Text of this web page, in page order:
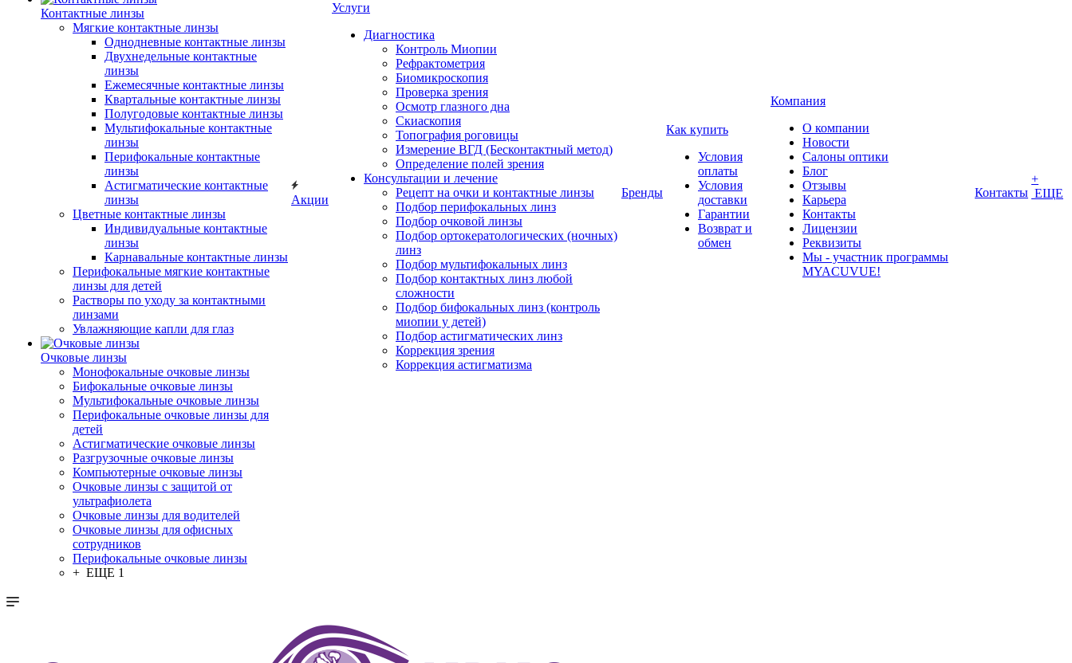
Контактные линзы
Мягкие контактные линзы
Однодневные контактные линзы
Двухнедельные контактные
линзы
Ежемесячные контактные линзы
Квартальные контактные линзы
Полугодовые контактные линзы
Мультифокальные контактные
линзы
Перифокальные контактные
линзы
Астигматические контактные
линзы
Цветные контактные линзы
Индивидуальные контактные
линзы
Карнавальные контактные линзы
Перифокальные мягкие контактные
линзы для детей
Растворы по уходу за контактными
линзами
Увлажняющие капли для глаз
Очковые линзы
Монофокальные очковые линзы
Бифокальные очковые линзы
Мультифокальные очковые линзы
Перифокальные очковые линзы для
детей
Астигматические очковые линзы
Разгрузочные очковые линзы
Компьютерные очковые линзы
Очковые линзы с защитой от
ультрафиолета
Очковые линзы для водителей
Очковые линзы для офисных
сотрудников
Перифокальные очковые линзы
+ ЕЩЕ 1
Акции
Услуги
Диагностика
Контроль Миопии
Рефрактометрия
Биомикроскопия
Проверка зрения
Осмотр глазного дна
Скиаскопия
Топография роговицы
Измерение ВГД (Бесконтактный метод)
Определение полей зрения
Консультации и лечение
Рецепт на очки и контактные линзы
Подбор перифокальных линз
Подбор очковой линзы
Подбор ортокератологических (ночных)
линз
Подбор мультифокальных линз
Подбор контактных линз любой
сложности
Подбор бифокальных линз (контроль
миопии у детей)
Подбор астигматических линз
Коррекция зрения
Коррекция астигматизма
Бренды
Как купить
Условия
оплаты
Условия
доставки
Гарантии
Возврат и
обмен
Компания
О компании
Новости
Салоны оптики
Блог
Отзывы
Карьера
Контакты
Лицензии
Реквизиты
Мы - участник программы
MYACUVUE!
Контакты
+
ЕЩЕ